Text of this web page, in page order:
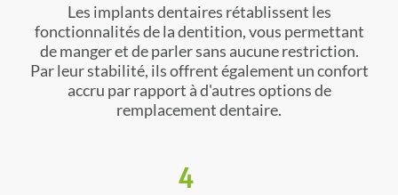
Les implants dentaires rétablissent les
fonctionnalités de la dentition, vous permettant
de manger et de parler sans aucune restriction.
Par leur stabilité, ils offrent également un confort
accru par rapport à d'autres options de
remplacement dentaire.
4